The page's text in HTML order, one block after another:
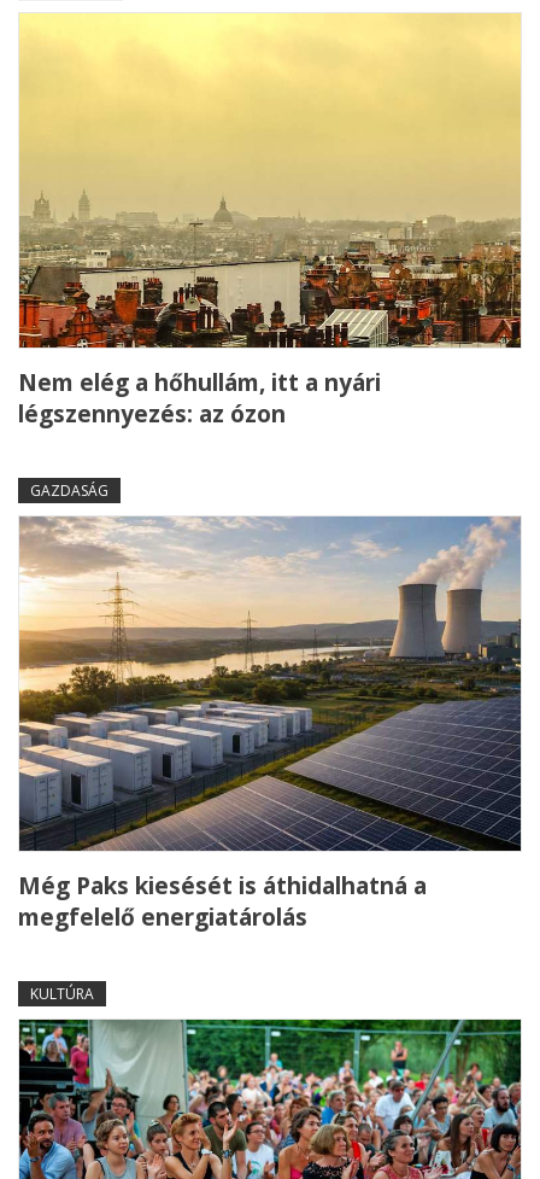
Nem elég a hőhullám, itt a nyári
légszennyezés: az ózon
GAZDASÁG
Még Paks kiesését is áthidalhatná a
megfelelő energiatárolás
KULTÚRA